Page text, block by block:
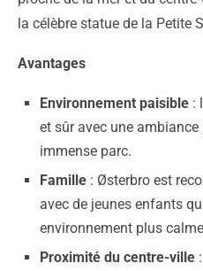
la célèbre statue de la Petite
Avantages
Environnement paisible :
et sûr avec une
immense parc.
Famille : Østerbro est
avec de jeunes enfants
environnement plus
Proximité du centre-ville